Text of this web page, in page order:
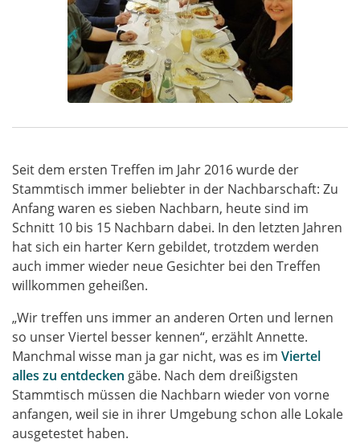
Seit dem ersten Treffen im Jahr 2016 wurde der
Stammtisch immer beliebter in der Nachbarschaft: Zu
Anfang waren es sieben Nachbarn, heute sind im
Schnitt 10 bis 15 Nachbarn dabei. In den letzten Jahren
hat sich ein harter Kern gebildet, trotzdem werden
auch immer wieder neue Gesichter bei den Treffen
willkommen geheißen.
„Wir treffen uns immer an anderen Orten und lernen
so unser Viertel besser kennen“, erzählt Annette.
Manchmal wisse man ja gar nicht, was es im Viertel
alles zu entdecken gäbe. Nach dem dreißigsten
Stammtisch müssen die Nachbarn wieder von vorne
anfangen, weil sie in ihrer Umgebung schon alle Lokale
ausgetestet haben.